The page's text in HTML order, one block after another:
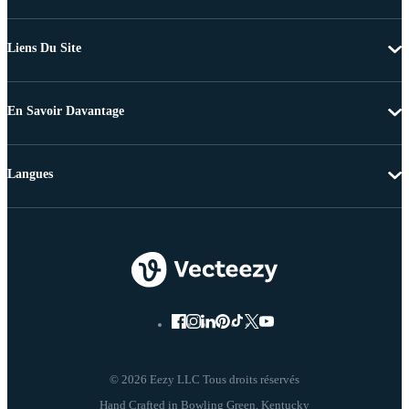
Liens Du Site
En Savoir Davantage
© 2026 Eezy LLC Tous droits réservés
Langues